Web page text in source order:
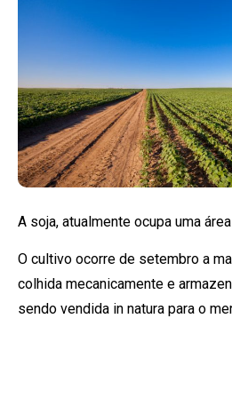
A soja, atualmente ocupa uma
O cultivo ocorre de setembro a
colhida mecanicamente e
sendo vendida in natura para o